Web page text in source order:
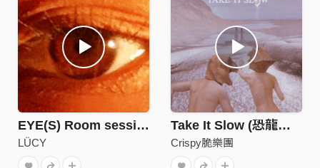
EYE(S) Room session
LÜCY
Take It Slow (恐龍的皮 X Crispy脆樂團)
Crispy脆樂團